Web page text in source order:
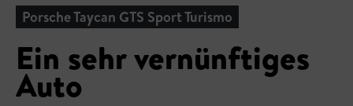
Porsche Taycan GTS Sport Turismo
Ein sehr vernünftiges
Auto